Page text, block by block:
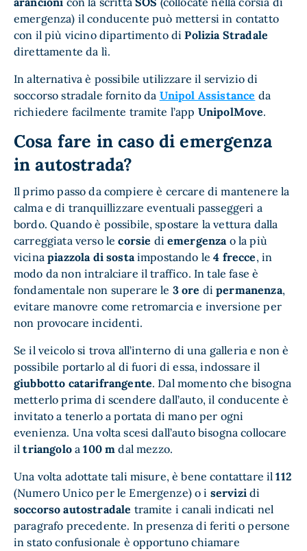
emergenza) il conducente può mettersi in contatto
con il più vicino dipartimento diPolizia Stradale
direttamente da lì.
In alternativa è possibile utilizzare il servizio di
soccorso stradale fornito da Unipol Assistance da
richiedere facilmente tramite l’app UnipolMove.
Cosa fare in caso di emergenza
in autostrada?
Il primo passo da compiere è cercare di mantenere la
calma e di tranquillizzare eventuali passeggeri a
bordo. Quando è possibile, spostare la vettura dalla
carreggiata verso lecorsie di emergenzao la più
vicinapiazzola di sostaimpostando le4 frecce, in
modo da non intralciare il traffico. In tale fase è
fondamentale non superare le 3 ore di permanenza,
evitare manovre come retromarcia e inversione per
non provocare incidenti.
Se il veicolo si trova all’interno di una galleria e non è
possibile portarlo al di fuori di essa, indossare il
giubbotto catarifrangente. Dal momento che bisogna
metterlo prima di scendere dall’auto, il conducente è
invitato a tenerlo a portata di mano per ogni
evenienza. Una volta scesi dall’auto bisogna collocare
iltriangoloa100 m dal mezzo.
Una volta adottate tali misure, è bene contattare il112
(Numero Unico per le Emergenze) o i servizidi
soccorso autostradale tramite i canali indicati nel
paragrafo precedente. In presenza di feriti o persone
in stato confusionale è opportuno chiamare